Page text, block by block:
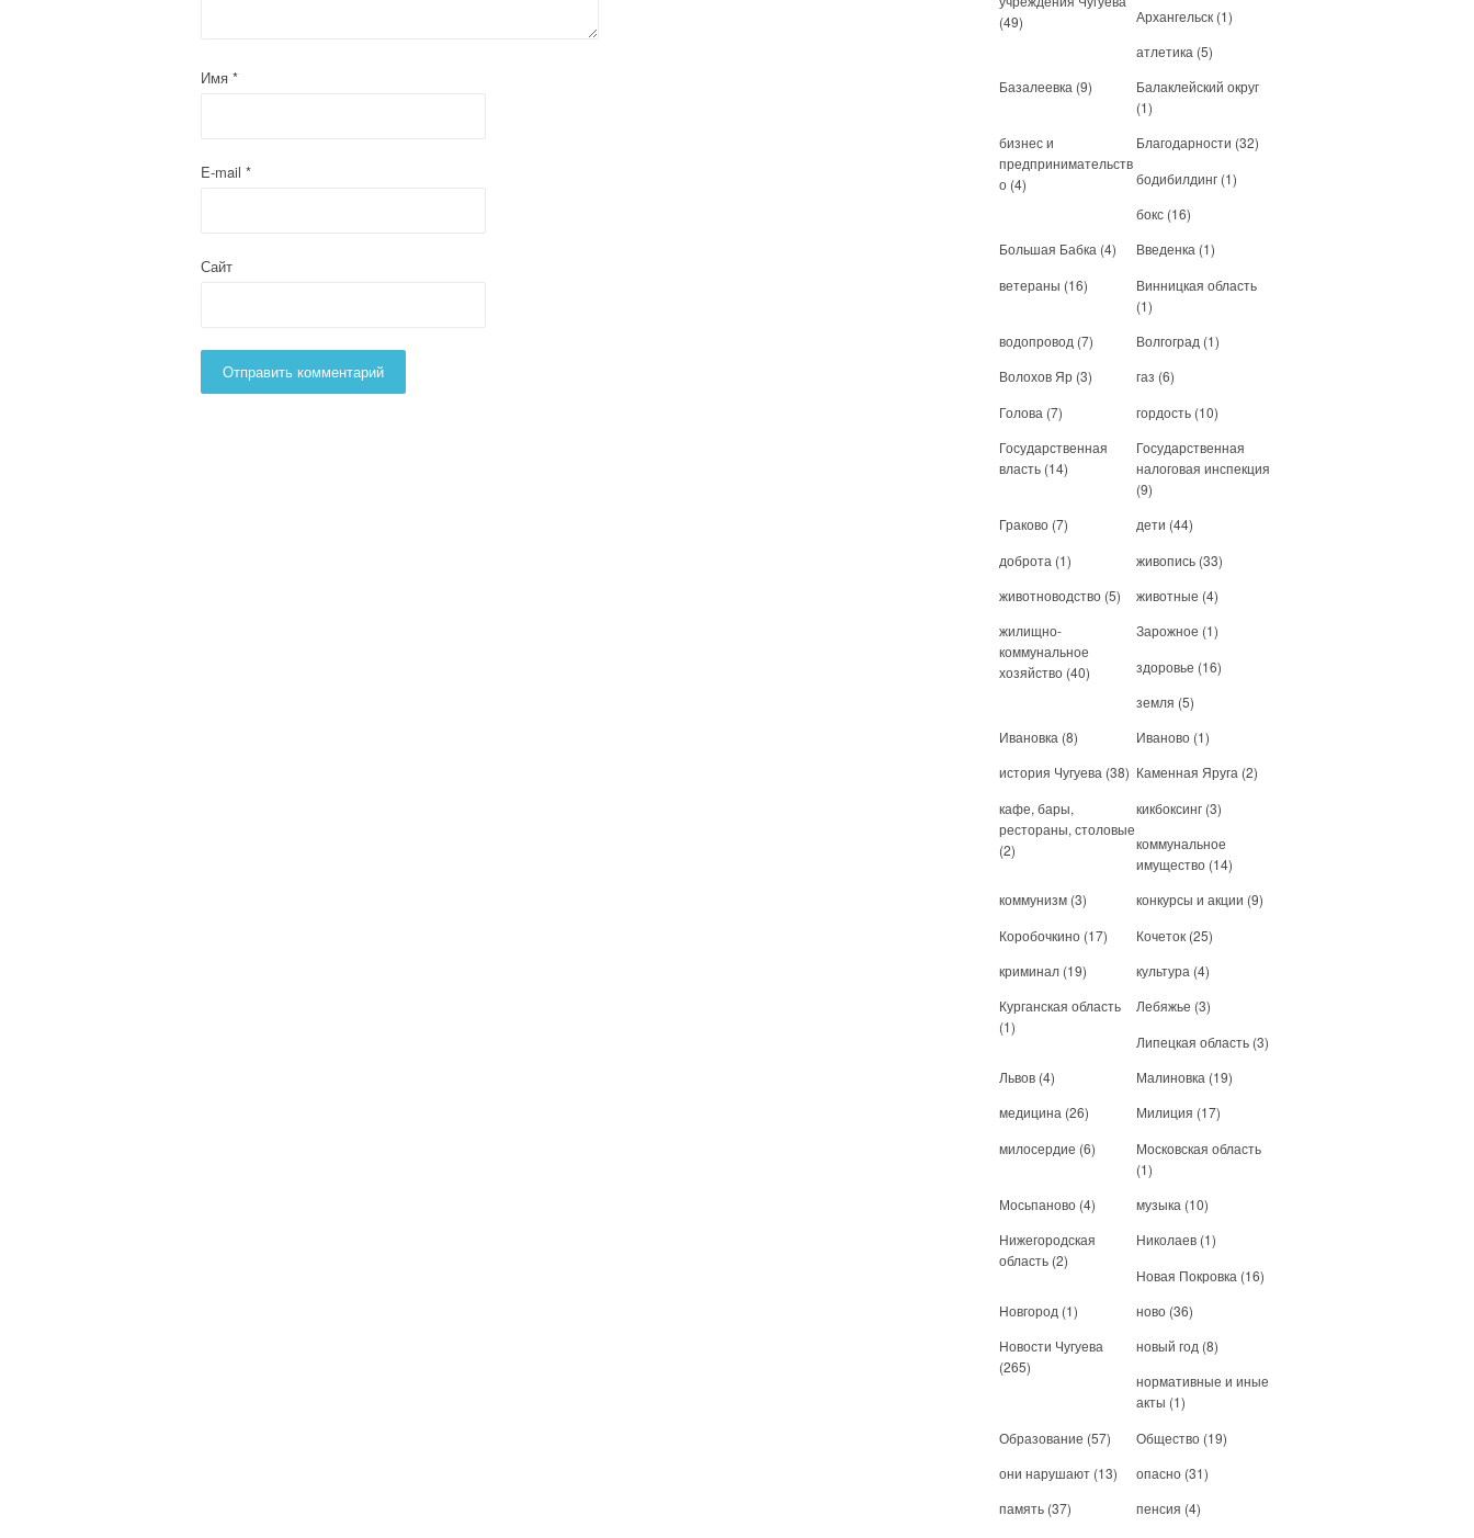
Имя *
E-mail *
Сайт
(49)
Архангельск (1)
атлетика (5)
Базалеевка (9)
Балаклейский округ
(1)
бизнес и
предпринимательств
о (4)
Благодарности (32)
бодибилдинг (1)
бокс (16)
Большая Бабка (4) Введенка (1)
ветераны (16)
Винницкая область
(1)
водопровод (7) Волгоград (1)
Волохов Яр (3) газ (6)
Голова (7) гордость (10)
Государственная
власть (14)
Государственная
налоговая инспекция
(9)
Граково (7) дети (44)
доброта (1) живопись (33)
животноводство (5) животные (4)
жилищно-
коммунальное
хозяйство (40)
Зарожное (1)
здоровье (16)
земля (5)
Ивановка (8) Иваново (1)
история Чугуева (38) Каменная Яруга (2)
кафе, бары,
рестораны, столовые
(2)
кикбоксинг (3)
коммунальное
имущество (14)
коммунизм (3) конкурсы и акции (9)
Коробочкино (17) Кочеток (25)
криминал (19) культура (4)
Курганская область
(1)
Лебяжье (3)
Липецкая область (3)
Львов (4) Малиновка (19)
медицина (26) Милиция (17)
милосердие (6)
Московская область
(1)
Мосьпаново (4) музыка (10)
Нижегородская
область (2)
Николаев (1)
Новая Покровка (16)
Новгород (1) ново (36)
Новости Чугуева
(265)
новый год (8)
нормативные и иные
акты (1)
Образование (57) Общество (19)
они нарушают (13) опасно (31)
память (37) пенсия (4)